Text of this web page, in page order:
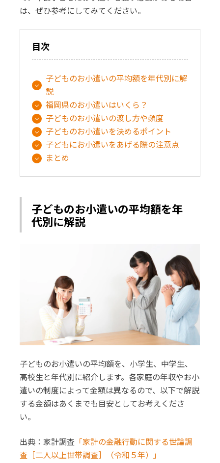
は、ぜひ参考にしてみてください。
目次
子どものお小遣いの平均額を年代別に解
説
福岡県のお小遣いはいくら？
子どものお小遣いの渡し方や頻度
子どものお小遣いを決めるポイント
子どもにお小遣いをあげる際の注意点
まとめ
子どものお小遣いの平均額を年
代別に解説
子どものお小遣いの平均額を、小学生、中学生、
高校生と年代別に紹介します。各家庭の年収やお小
遣いの制度によって金額は異なるので、以下で解説
する金額はあくまでも目安としてお考えくださ
い。
出典：家計調査 「家計の金融行動に関する世論調
査［二人以上世帯調査］（令和５年）」